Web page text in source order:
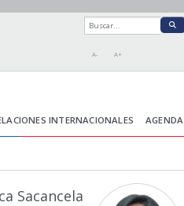
A- A+
INTERNACIONALES AGENDA
Sacancela